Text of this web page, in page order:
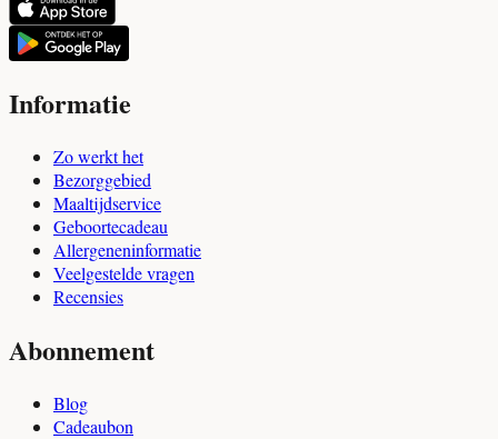
Informatie
Zo werkt het
Bezorggebied
Maaltijdservice
Geboortecadeau
Allergeneninformatie
Veelgestelde vragen
Recensies
Abonnement
Blog
Cadeaubon